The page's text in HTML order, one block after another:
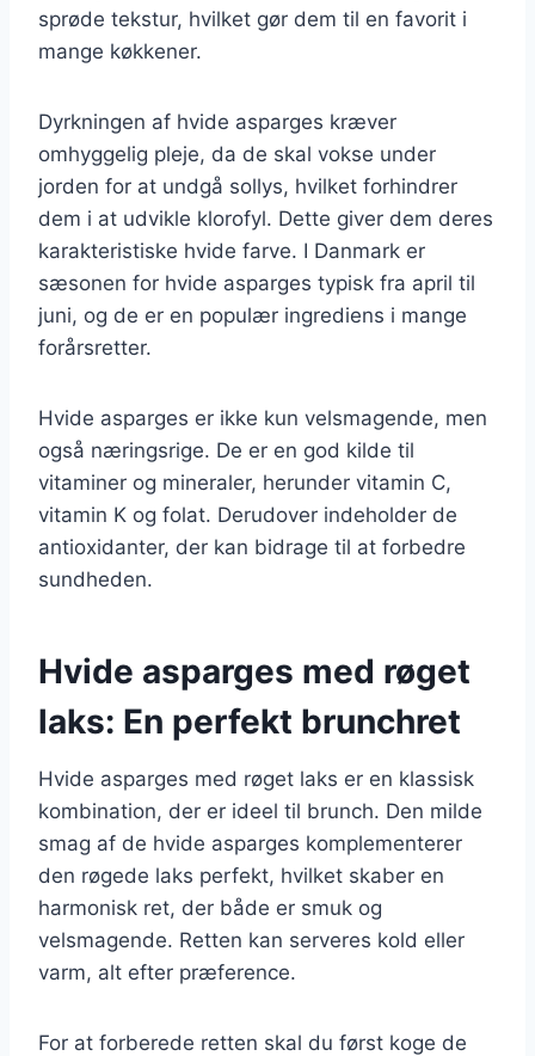
sprøde tekstur, hvilket gør dem til en favorit i
mange køkkener.
Dyrkningen af hvide asparges kræver
omhyggelig pleje, da de skal vokse under
jorden for at undgå sollys, hvilket forhindrer
dem i at udvikle klorofyl. Dette giver dem deres
karakteristiske hvide farve. I Danmark er
sæsonen for hvide asparges typisk fra april til
juni, og de er en populær ingrediens i mange
forårsretter.
Hvide asparges er ikke kun velsmagende, men
også næringsrige. De er en god kilde til
vitaminer og mineraler, herunder vitamin C,
vitamin K og folat. Derudover indeholder de
antioxidanter, der kan bidrage til at forbedre
sundheden.
Hvide asparges med røget
laks: En perfekt brunchret
Hvide asparges med røget laks er en klassisk
kombination, der er ideel til brunch. Den milde
smag af de hvide asparges komplementerer
den røgede laks perfekt, hvilket skaber en
harmonisk ret, der både er smuk og
velsmagende. Retten kan serveres kold eller
varm, alt efter præference.
For at forberede retten skal du først koge de